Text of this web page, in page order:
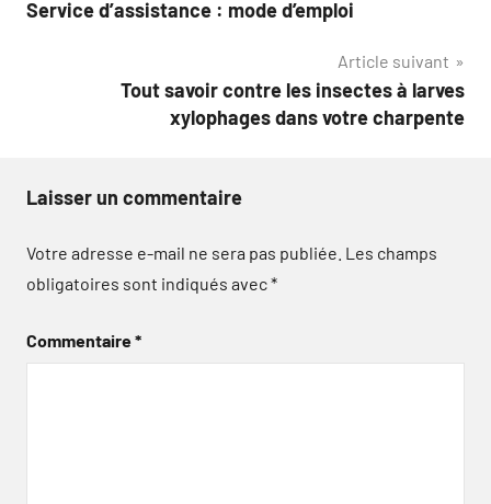
de
Service d’assistance : mode d’emploi
Article suivant
Tout savoir contre les insectes à larves
xylophages dans votre charpente
Laisser un commentaire
Votre adresse e-mail ne sera pas publiée. Les champs
obligatoires sont indiqués avec*
Commentaire*